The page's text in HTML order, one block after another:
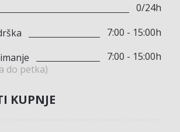
0/24h
7:00 - 15:00h
do petka)
7:00 - 15:00h
KUPNJE